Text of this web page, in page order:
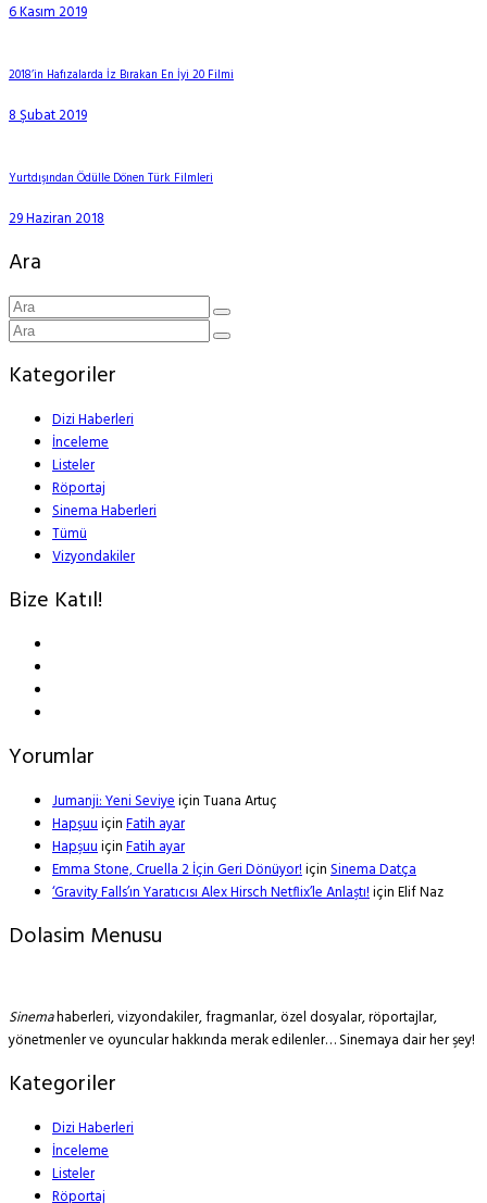
6 Kasım 2019
2018’in Hafızalarda İz Bırakan En İyi 20 Filmi
8 Şubat 2019
Yurtdışından Ödülle Dönen Türk Filmleri
29 Haziran 2018
Ara
Kategoriler
Dizi Haberleri
İnceleme
Listeler
Röportaj
Sinema Haberleri
Tümü
Vizyondakiler
Bize Katıl!
Yorumlar
Jumanji: Yeni SeviyeiçinTuana Artuç
HapşuuiçinFatih ayar
HapşuuiçinFatih ayar
Emma Stone, Cruella 2 İçin Geri Dönüyor!içinSinema Datça
‘Gravity Falls’ın Yaratıcısı Alex Hirsch Netflix’le Anlaştı!içinElif Naz
Dolasim Menusu
Sinemahaberleri, vizyondakiler, fragmanlar, özel dosyalar, röportajlar,
yönetmenler ve oyuncular hakkında merak edilenler… Sinemaya dair her şey!
Kategoriler
Dizi Haberleri
İnceleme
Listeler
Röportaj